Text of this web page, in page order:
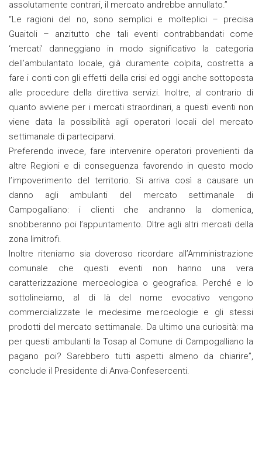
assolutamente contrari, il mercato andrebbe annullato.”
“Le ragioni del no, sono semplici e molteplici – precisa
Guaitoli – anzitutto che tali eventi contrabbandati come
‘mercati’ danneggiano in modo significativo la categoria
dell’ambulantato locale, già duramente colpita, costretta a
fare i conti con gli effetti della crisi ed oggi anche sottoposta
alle procedure della direttiva servizi. Inoltre, al contrario di
quanto avviene per i mercati straordinari, a questi eventi non
viene data la possibilità agli operatori locali del mercato
settimanale di parteciparvi.
Preferendo invece, fare intervenire operatori provenienti da
altre Regioni e di conseguenza favorendo in questo modo
l’impoverimento del territorio. Si arriva così a causare un
danno agli ambulanti del mercato settimanale di
Campogalliano: i clienti che andranno la domenica,
snobberanno poi l’appuntamento. Oltre agli altri mercati della
zona limitrofi.
Inoltre riteniamo sia doveroso ricordare all’Amministrazione
comunale che questi eventi non hanno una vera
caratterizzazione merceologica o geografica. Perché e lo
sottolineiamo, al di là del nome evocativo vengono
commercializzate le medesime merceologie e gli stessi
prodotti del mercato settimanale. Da ultimo una curiosità: ma
per questi ambulanti la Tosap al Comune di Campogalliano la
pagano poi? Sarebbero tutti aspetti almeno da chiarire”,
conclude il Presidente di Anva-Confesercenti.